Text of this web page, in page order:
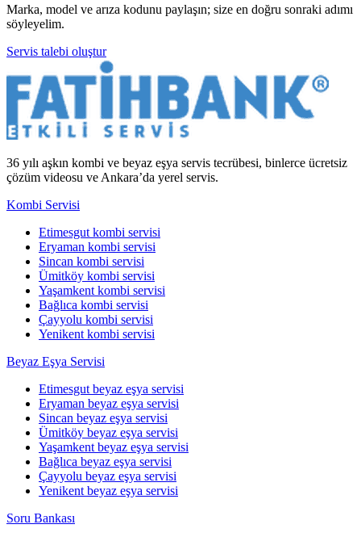
Marka, model ve arıza kodunu paylaşın; size en doğru sonraki adımı
söyleyelim.
Servis talebi oluştur
36 yılı aşkın kombi ve beyaz eşya servis tecrübesi, binlerce ücretsiz
çözüm videosu ve Ankara’da yerel servis.
Kombi Servisi
Etimesgut kombi servisi
Eryaman kombi servisi
Sincan kombi servisi
Ümitköy kombi servisi
Yaşamkent kombi servisi
Bağlıca kombi servisi
Çayyolu kombi servisi
Yenikent kombi servisi
Beyaz Eşya Servisi
Etimesgut beyaz eşya servisi
Eryaman beyaz eşya servisi
Sincan beyaz eşya servisi
Ümitköy beyaz eşya servisi
Yaşamkent beyaz eşya servisi
Bağlıca beyaz eşya servisi
Çayyolu beyaz eşya servisi
Yenikent beyaz eşya servisi
Soru Bankası